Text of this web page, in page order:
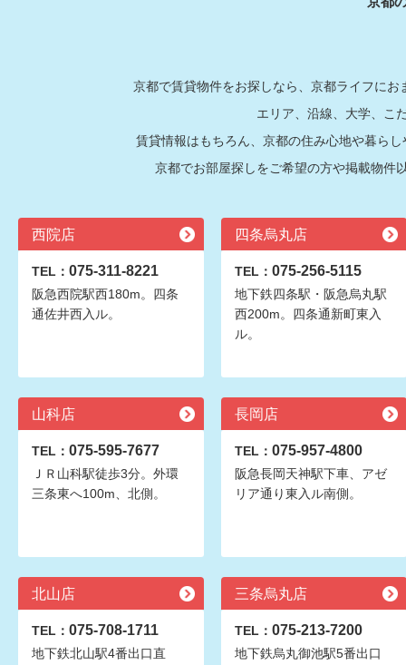
京都で賃貸物件をお探しなら、京都ライフに
エリア、沿線、大学、こ
賃貸情報はもちろん、京都の住み心地や暮ら
京都でお部屋探しをご希望の方や掲載物件
西院店
TEL： 075-311-8221
阪急西院駅西180m。四条
通佐井西入ル。
四条烏丸店
TEL： 075-256-5115
地下鉄四条駅・阪急烏丸駅
西200m。四条通新町東入
ル。
山科店
TEL： 075-595-7677
ＪＲ山科駅徒歩3分。外環
三条東へ100m、北側。
長岡店
TEL： 075-957-4800
阪急長岡天神駅下車、アゼ
リア通り東入ル南側。
北山店
TEL： 075-708-1711
地下鉄北山駅4番出口直
三条烏丸店
TEL： 075-213-7200
地下鉄烏丸御池駅5番出口